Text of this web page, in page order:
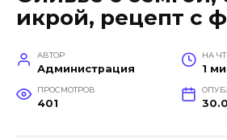
икрой, рецепт с
АВТОР
Администрация
НА
1
ПРОСМОТРОВ
401